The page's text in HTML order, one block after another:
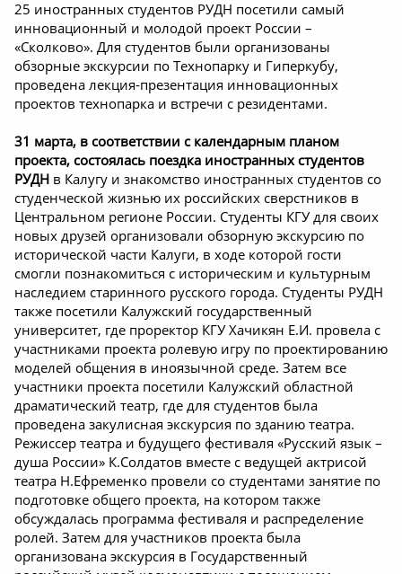
25 иностранных студентов РУДН посетили самый
инновационный и молодой проект России –
«Сколково». Для студентов были организованы
обзорные экскурсии по Технопарку и Гиперкубу,
проведена лекция-презентация инновационных
проектов технопарка и встречи с резидентами.
31 марта, в соответствии с календарным планом
проекта, состоялась поездка иностранных студентов
РУДН в Калугу и знакомство иностранных студентов со
студенческой жизнью их российских сверстников в
Центральном регионе России. Студенты КГУ для своих
новых друзей организовали обзорную экскурсию по
исторической части Калуги, в ходе которой гости
смогли познакомиться с историческим и культурным
наследием старинного русского города. Студенты РУДН
также посетили Калужский государственный
университет, где проректор КГУ Хачикян Е.И. провела с
участниками проекта ролевую игру по проектированию
моделей общения в иноязычной среде. Затем все
участники проекта посетили Калужский областной
драматический театр, где для студентов была
проведена закулисная экскурсия по зданию театра.
Режиссер театра и будущего фестиваля «Русский язык –
душа России» К.Солдатов вместе с ведущей актрисой
театра Н.Ефременко провели со студентами занятие по
подготовке общего проекта, на котором также
обсуждалась программа фестиваля и распределение
ролей. Затем для участников проекта была
организована экскурсия в Государственный